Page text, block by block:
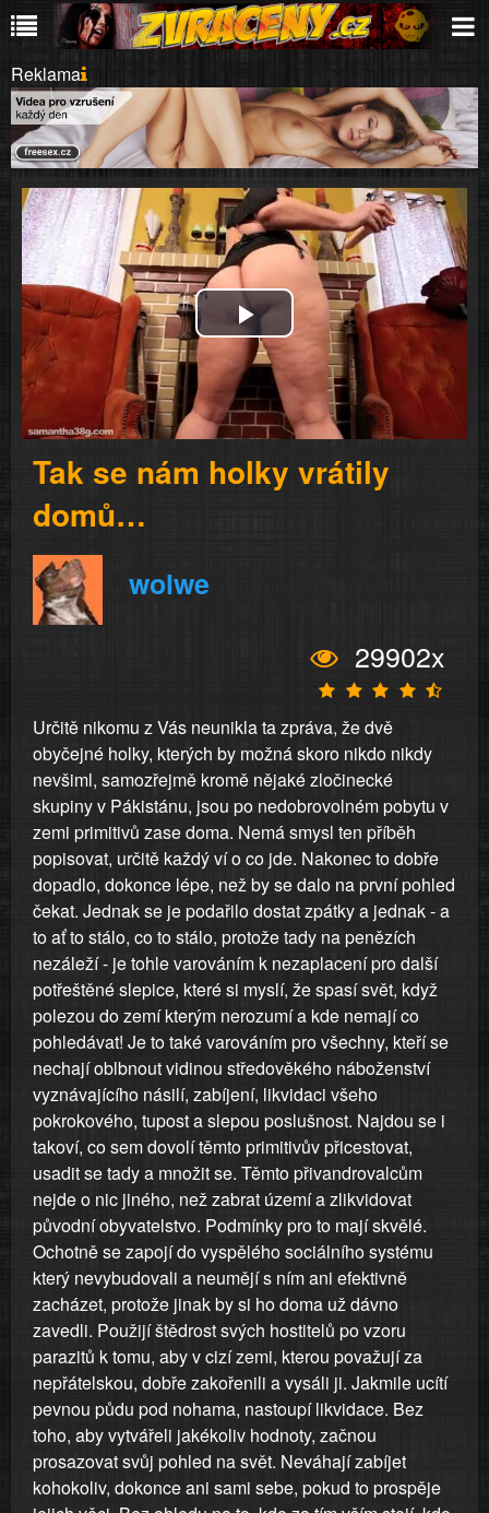
Reklama
Play
Video
Tak se nám holky vrátily
domů…
wolwe
29902x
Určitě nikomu z Vás neunikla ta zpráva, že dvě
obyčejné holky, kterých by možná skoro nikdo nikdy
nevšiml, samozřejmě kromě nějaké zločinecké
skupiny v Pákistánu, jsou po nedobrovolném pobytu v
zemi primitivů zase doma. Nemá smysl ten příběh
popisovat, určitě každý ví o co jde. Nakonec to dobře
dopadlo, dokonce lépe, než by se dalo na první pohled
čekat. Jednak se je podařilo dostat zpátky a jednak - a
to ať to stálo, co to stálo, protože tady na penězích
nezáleží - je tohle varováním k nezaplacení pro další
potřeštěné slepice, které si myslí, že spasí svět, když
polezou do zemí kterým nerozumí a kde nemají co
pohledávat! Je to také varováním pro všechny, kteří se
nechají oblbnout vidinou středověkého náboženství
vyznávajícího násilí, zabíjení, likvidaci všeho
pokrokového, tupost a slepou poslušnost. Najdou se i
takoví, co sem dovolí těmto primitivův přicestovat,
usadit se tady a množit se. Těmto přivandrovalcům
nejde o nic jiného, než zabrat území a zlikvidovat
původní obyvatelstvo. Podmínky pro to mají skvělé.
Ochotně se zapojí do vyspělého sociálního systému
který nevybudovali a neumějí s ním ani efektivně
zacházet, protože jinak by si ho doma už dávno
zavedli. Použijí štědrost svých hostitelů po vzoru
parazitů k tomu, aby v cizí zemi, kterou považují za
nepřátelskou, dobře zakořenili a vysáli ji. Jakmile ucítí
pevnou půdu pod nohama, nastoupí likvidace. Bez
toho, aby vytvářeli jakékoliv hodnoty, začnou
prosazovat svůj pohled na svět. Neváhají zabíjet
kohokoliv, dokonce ani sami sebe, pokud to prospěje